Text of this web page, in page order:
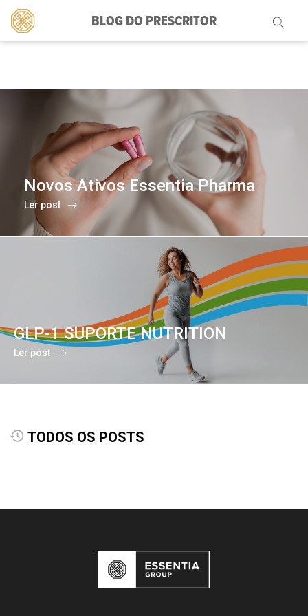
BLOG DO PRESCRITOR
Pesquisar
por:
Novos Ativos Essentia Pharma
Ler post
GLP-1 SUPORTE NUTRITION
Ler post
TODOS OS POSTS